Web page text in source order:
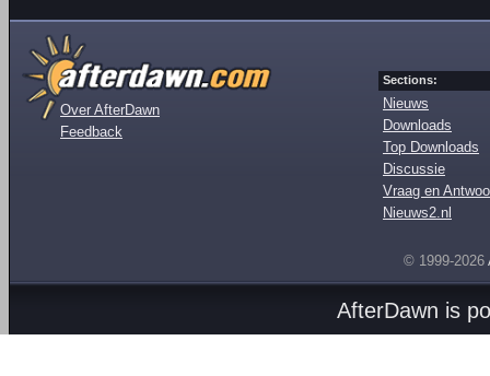
Over AfterDawn
Feedback
Sections:
Nieuws
Downloads
Top Downloads
Discussie
Vraag en
Nieuws2.nl
© 1999-2026
AfterDawn is